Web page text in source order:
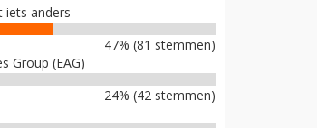
iets anders
47% (81 stemmen)
Group (EAG)
24% (42 stemmen)